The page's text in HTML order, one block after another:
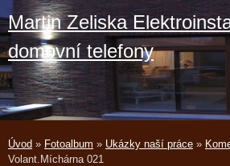
Martin Zeliska
domovní telefony
Úvod » Fotoalbum » Ukázky naší práce »
Volant.Míchárna 021